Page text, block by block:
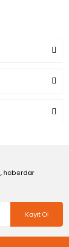
haberdar
Kayıt Ol